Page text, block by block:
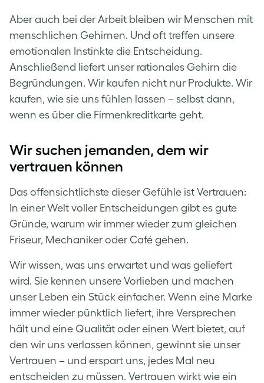
Aber auch bei der Arbeit bleiben wir Menschen mit
menschlichen Gehirnen. Und oft treffen unsere
emotionalen Instinkte die Entscheidung.
Anschließend liefert unser rationales Gehirn die
Begründungen. Wir kaufen nicht nur Produkte. Wir
kaufen, wie sie uns fühlen lassen – selbst dann,
wenn es über die Firmenkreditkarte geht.
Wir suchen jemanden, dem wir
vertrauen können
Das offensichtlichste dieser Gefühle ist Vertrauen:
In einer Welt voller Entscheidungen gibt es gute
Gründe, warum wir immer wieder zum gleichen
Friseur, Mechaniker oder Café gehen.
Wir wissen, was uns erwartet und was geliefert
wird. Sie kennen unsere Vorlieben und machen
unser Leben ein Stück einfacher. Wenn eine Marke
immer wieder pünktlich liefert, ihre Versprechen
hält und eine Qualität oder einen Wert bietet, auf
den wir uns verlassen können, gewinnt sie unser
Vertrauen – und erspart uns, jedes Mal neu
entscheiden zu müssen. Vertrauen wirkt wie ein